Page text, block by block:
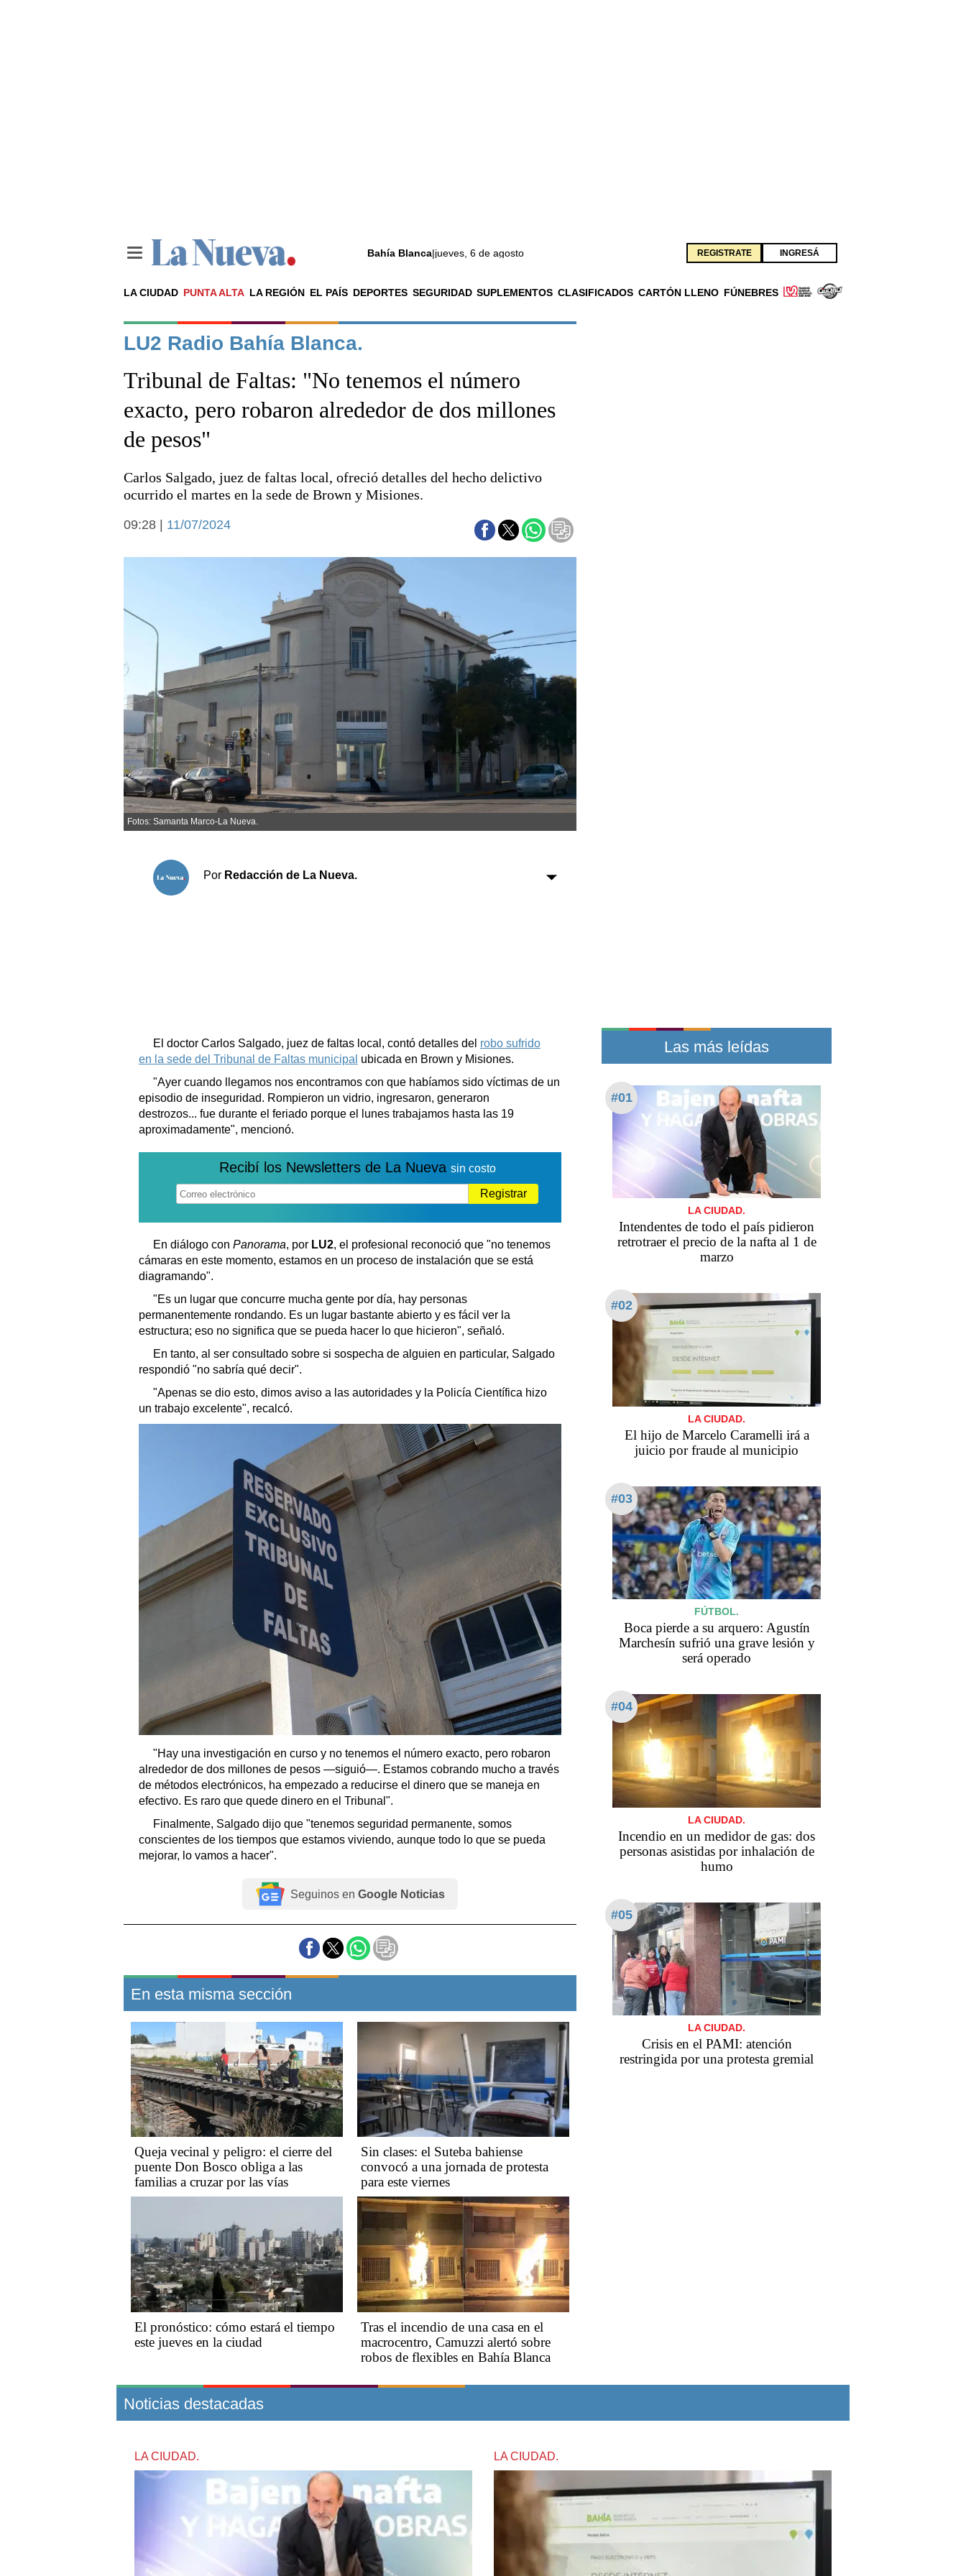
Bahía Blanca|jueves, 6 de agosto REGISTRATE INGRESÁ
LA CIUDAD PUNTA ALTA LA REGIÓN EL PAÍS DEPORTES SEGURIDAD SUPLEMENTOS CLASIFICADOS CARTÓN LLENO FÚNEBRES
Noticias
La ciudad
Punta Alta
El país
Seguridad
Liga del Sur
Básquetbol
Arte y cultura
Cines
Economía y finanzas
Con el campo
Espacio empresas
Sociedad y tiempo libre
Tecnología
Salud
Es viral
El tiempo
Cartón Lleno
Fúnebres
Clasificados
Suplementos
Servicios
Farmacias
LU2 Radio Bahía Blanca.
Tribunal de Faltas: "No tenemos el número
exacto, pero robaron alrededor de dos millones
de pesos"
Carlos Salgado, juez de faltas local, ofreció detalles del hecho delictivo
ocurrido el martes en la sede de Brown y Misiones.
09:28 | 11/07/2024
Fotos: Samanta Marco-La Nueva.
Por Redacción de La Nueva.
El doctor Carlos Salgado, juez de faltas local, contó detalles del robo sufrido
en la sede del Tribunal de Faltas municipal ubicada en Brown y Misiones.
"Ayer cuando llegamos nos encontramos con que habíamos sido víctimas de un
episodio de inseguridad. Rompieron un vidrio, ingresaron, generaron
destrozos... fue durante el feriado porque el lunes trabajamos hasta las 19
aproximadamente", mencionó.
Recibí los Newsletters de La Nueva sin costo
Registrar
En diálogo con Panorama, por LU2, el profesional reconoció que "no tenemos
cámaras en este momento, estamos en un proceso de instalación que se está
diagramando".
"Es un lugar que concurre mucha gente por día, hay personas
permanentemente rondando. Es un lugar bastante abierto y es fácil ver la
estructura; eso no significa que se pueda hacer lo que hicieron", señaló.
En tanto, al ser consultado sobre si sospecha de alguien en particular, Salgado
respondió "no sabría qué decir".
"Apenas se dio esto, dimos aviso a las autoridades y la Policía Científica hizo
un trabajo excelente", recalcó.
"Hay una investigación en curso y no tenemos el número exacto, pero robaron
alrededor de dos millones de pesos —siguió—. Estamos cobrando mucho a través
de métodos electrónicos, ha empezado a reducirse el dinero que se maneja en
efectivo. Es raro que quede dinero en el Tribunal".
Finalmente, Salgado dijo que "tenemos seguridad permanente, somos
conscientes de los tiempos que estamos viviendo, aunque todo lo que se pueda
mejorar, lo vamos a hacer".
Seguinos en Google Noticias
En esta misma sección
Queja vecinal y peligro: el cierre del
puente Don Bosco obliga a las
familias a cruzar por las vías
Sin clases: el Suteba bahiense
convocó a una jornada de protesta
para este viernes
El pronóstico: cómo estará el tiempo
este jueves en la ciudad
Tras el incendio de una casa en el
macrocentro, Camuzzi alertó sobre
robos de flexibles en Bahía Blanca
Las más leídas
#01
LA CIUDAD.
Intendentes de todo el país pidieron
retrotraer el precio de la nafta al 1 de
marzo
#02
LA CIUDAD.
​​​​​El hijo de Marcelo Caramelli irá a
juicio por fraude al municipio
#03
FÚTBOL.
Boca pierde a su arquero: Agustín
Marchesín sufrió una grave lesión y
será operado
#04
LA CIUDAD.
Incendio en un medidor de gas: dos
personas asistidas por inhalación de
humo
#05
LA CIUDAD.
Crisis en el PAMI: atención
restringida por una protesta gremial
Noticias destacadas
LA CIUDAD. LA CIUDAD.